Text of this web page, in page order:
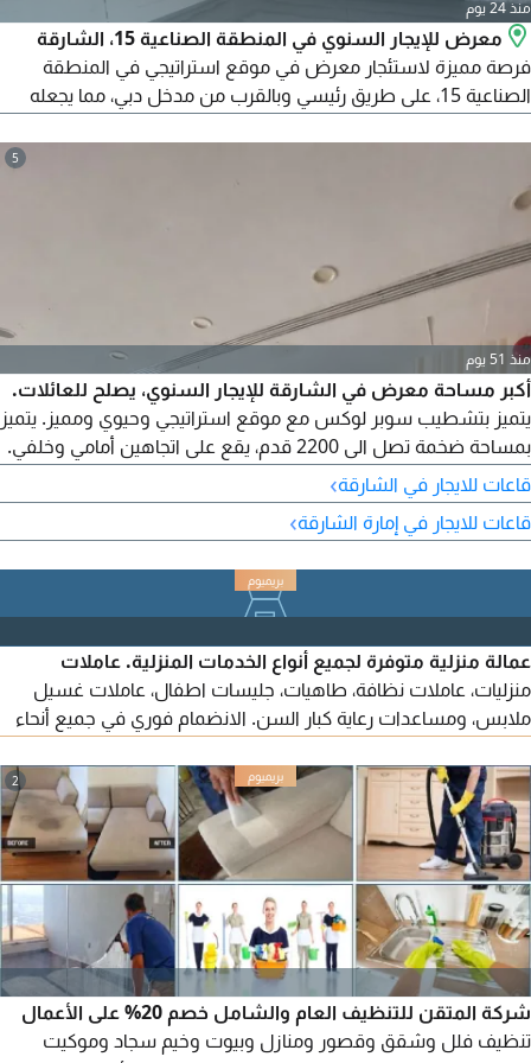
منذ 24 يوم
معرض للإيجار السنوي في المنطقة الصناعية 15، الشارقة
فرصة مميزة لاستئجار معرض في موقع استراتيجي في المنطقة
الصناعية 15، على طريق رئيسي وبالقرب من مدخل دبي، مما يجعله
نشاط تجاري المميزات موقع متميز بالقرب من مدخل دبي سهولة
الوصول
5
منذ 51 يوم
أكبر مساحة معرض في الشارقة للإيجار السنوي، يصلح للعائلات.
يتميز بتشطيب سوبر لوكس مع موقع استراتيجي وحيوي ومميز. يتميز
بمساحة ضخمة تصل الى 2200 قدم، يقع على اتجاهين أمامي وخلفي.
يتميز بالقرب من مخرج دبي ومنطقة حيوية. يقع بالقرب من مطعم
وحلويات نجمة لاهور ومؤسسة الشارقة للفنون. تتميز المنطقة
بالهدوء والنظافة ونظام أمن كامل مراقب بالكاميرات على مدار اليوم.
قاعات للايجار في الشارقة›
قاعات للايجار في إمارة الشارقة›
عمالة منزلية متوفرة لجميع أنواع الخدمات المنزلية. عاملات
منزليات، عاملات نظافة، طاهيات، جليسات اطفال، عاملات غسيل
ملابس، ومساعدات رعاية كبار السن. الانضمام فوري في جميع أنحاء
2
شركة المتقن للتنظيف العام والشامل خصم 20% على الأعمال
تنظيف فلل وشقق وقصور ومنازل وبيوت وخيم سجاد وموكيت